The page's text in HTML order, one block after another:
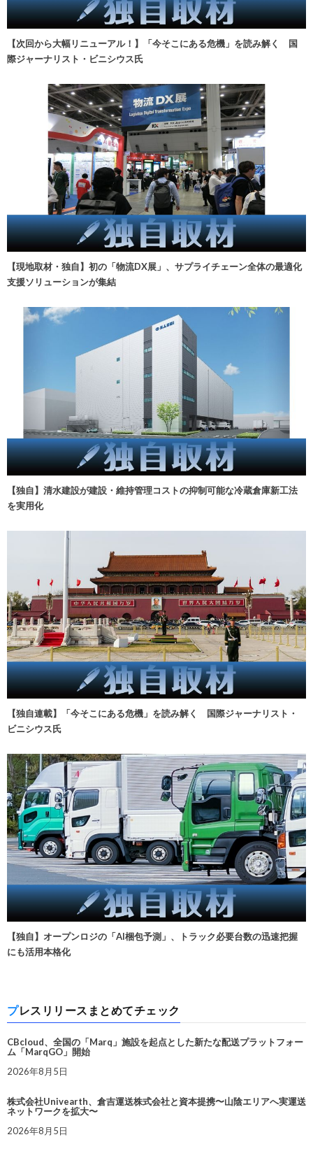
【次回から大幅リニューアル！】「今そこにある危機」を読み解く 国
際ジャーナリスト・ビニシウス氏
【現地取材・独自】初の「物流DX展」、サプライチェーン全体の最適化
支援ソリューションが集結
【独自】清水建設が建設・維持管理コストの抑制可能な冷蔵倉庫新工法
を実用化
【独自連載】「今そこにある危機」を読み解く 国際ジャーナリスト・
ビニシウス氏
【独自】オープンロジの「AI梱包予測」、トラック必要台数の迅速把握
にも活用本格化
プレスリリースまとめてチェック
CBcloud、全国の「Marq」施設を起点とした新たな配送プラットフォー
ム「MarqGO」開始
2026年8月5日
株式会社Univearth、倉吉運送株式会社と資本提携〜山陰エリアへ実運送
ネットワークを拡大〜
2026年8月5日